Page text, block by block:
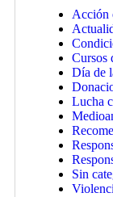
Acción
Cursos
Día de
Lucha
Sin